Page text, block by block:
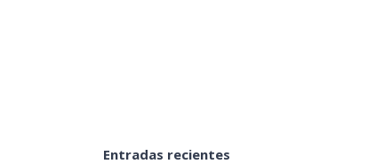
Entradas recientes